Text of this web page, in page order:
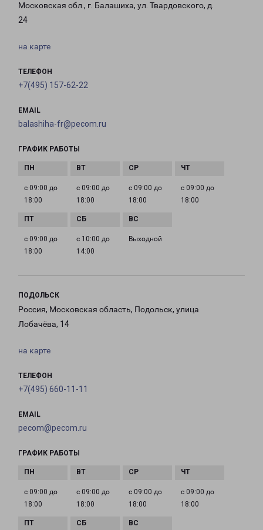
Московская обл., г. Балашиха, ул. Твардовского, д.
24
на карте
ТЕЛЕФОН
+7(495) 157-62-22
EMAIL
balashiha-fr@pecom.ru
ГРАФИК РАБОТЫ
с 09:00 до
18:00
с 09:00 до
18:00
с 09:00 до
18:00
с 09:00 до
18:00
с 09:00 до
18:00
с 10:00 до
14:00
Выходной
ПОДОЛЬСК
Россия, Московская область, Подольск, улица
Лобачёва, 14
на карте
ТЕЛЕФОН
+7(495) 660-11-11
EMAIL
pecom@pecom.ru
ГРАФИК РАБОТЫ
с 09:00 до
18:00
с 09:00 до
18:00
с 09:00 до
18:00
с 09:00 до
18:00